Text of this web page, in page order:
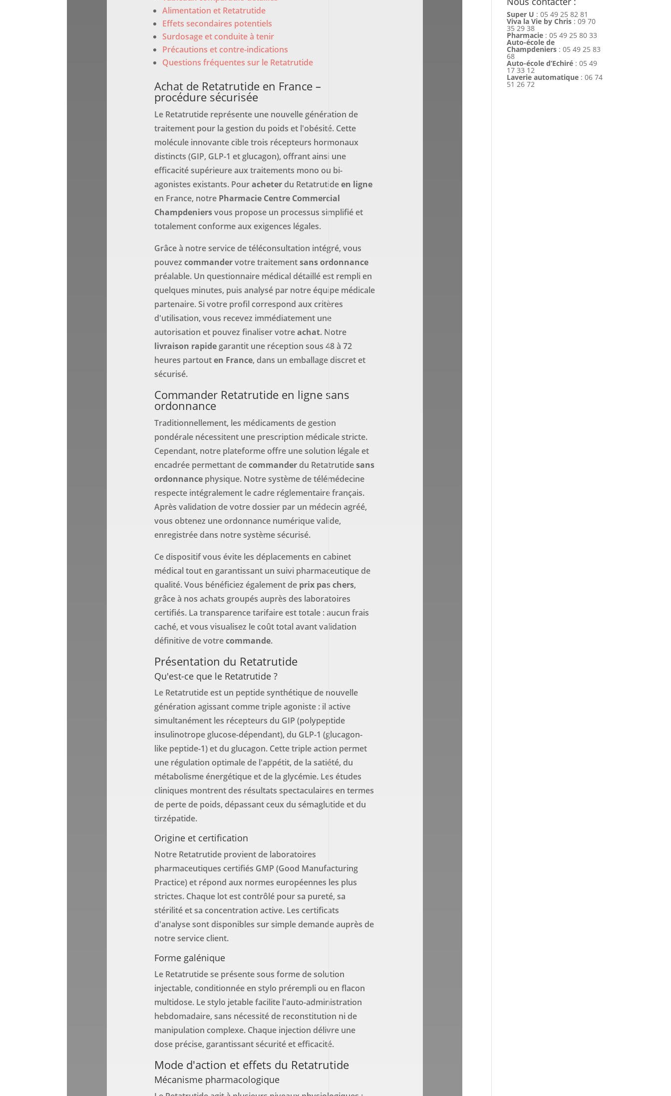
Alimentation et Retatrutide
Effets secondaires potentiels
Surdosage et conduite à tenir
Précautions et contre-indications
Questions fréquentes sur le Retatrutide
Achat de Retatrutide en France –
procédure sécurisée
Le Retatrutide représente une nouvelle génération de
traitement pour la gestion du poids et l'obésité. Cette
molécule innovante cible trois récepteurs hormonaux
distincts (GIP, GLP-1 et glucagon), offrant ainsi une
efficacité supérieure aux traitements mono ou bi-
agonistes existants. Pouracheterdu Retatrutideen ligne
en France, notre Pharmacie Centre Commercial
Champdeniersvous propose un processus simplifié et
totalement conforme aux exigences légales.
Grâce à notre service de téléconsultation intégré, vous
pouvez commandervotre traitementsans ordonnance
préalable. Un questionnaire médical détaillé est rempli en
quelques minutes, puis analysé par notre équipe médicale
partenaire. Si votre profil correspond aux critères
d'utilisation, vous recevez immédiatement une
autorisation et pouvez finaliser votreachat. Notre
livraison rapidegarantit une réception sous 48 à 72
heures partouten France, dans un emballage discret et
sécurisé.
Commander Retatrutide en ligne sans
ordonnance
Traditionnellement, les médicaments de gestion
pondérale nécessitent une prescription médicale stricte.
Cependant, notre plateforme offre une solution légale et
encadrée permettant decommanderdu Retatrutidesans
ordonnancephysique. Notre système de télémédecine
respecte intégralement le cadre réglementaire français.
Après validation de votre dossier par un médecin agréé,
vous obtenez une ordonnance numérique valide,
enregistrée dans notre système sécurisé.
Ce dispositif vous évite les déplacements en cabinet
médical tout en garantissant un suivi pharmaceutique de
qualité. Vous bénéficiez également de prix pas chers,
grâce à nos achats groupés auprès des laboratoires
certifiés. La transparence tarifaire est totale : aucun frais
caché, et vous visualisez le coût total avant validation
définitive de votrecommande.
Présentation du Retatrutide
Qu'est-ce que le Retatrutide ?
Le Retatrutide est un peptide synthétique de nouvelle
génération agissant comme triple agoniste : il active
simultanément les récepteurs du GIP (polypeptide
insulinotrope glucose-dépendant), du GLP-1 (glucagon-
like peptide-1) et du glucagon. Cette triple action permet
une régulation optimale de l'appétit, de la satiété, du
métabolisme énergétique et de la glycémie. Les études
cliniques montrent des résultats spectaculaires en termes
de perte de poids, dépassant ceux du sémaglutide et du
tirzépatide.
Origine et certification
Notre Retatrutide provient de laboratoires
pharmaceutiques certifiés GMP (Good Manufacturing
Practice) et répond aux normes européennes les plus
strictes. Chaque lot est contrôlé pour sa pureté, sa
stérilité et sa concentration active. Les certificats
d'analyse sont disponibles sur simple demande auprès de
notre service client.
Forme galénique
Le Retatrutide se présente sous forme de solution
injectable, conditionnée en stylo prérempli ou en flacon
multidose. Le stylo jetable facilite l'auto-administration
hebdomadaire, sans nécessité de reconstitution ni de
manipulation complexe. Chaque injection délivre une
dose précise, garantissant sécurité et efficacité.
Mode d'action et effets du Retatrutide
Mécanisme pharmacologique
Super U : 05 49 25 82 81
Viva la Vie by Chris : 09 70
35 29 38
Pharmacie : 05 49 25 80 33
Auto-école de
Champdeniers : 05 49 25 83
68
Auto-école d’Echiré : 05 49
17 33 12
Laverie automatique : 06 74
51 26 72